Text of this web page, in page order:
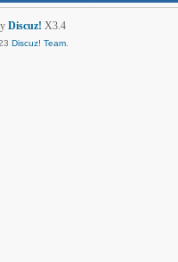
Discuz! X3.4
Discuz! Team